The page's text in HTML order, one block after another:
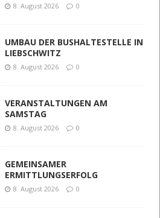
8. August 2026 0
UMBAU DER BUSHALTESTELLE IN
LIEBSCHWITZ
8. August 2026 0
VERANSTALTUNGEN AM
SAMSTAG
8. August 2026 0
GEMEINSAMER
ERMITTLUNGSERFOLG
8. August 2026 0